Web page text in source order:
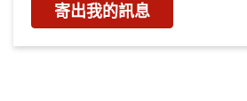
寄出我的訊息